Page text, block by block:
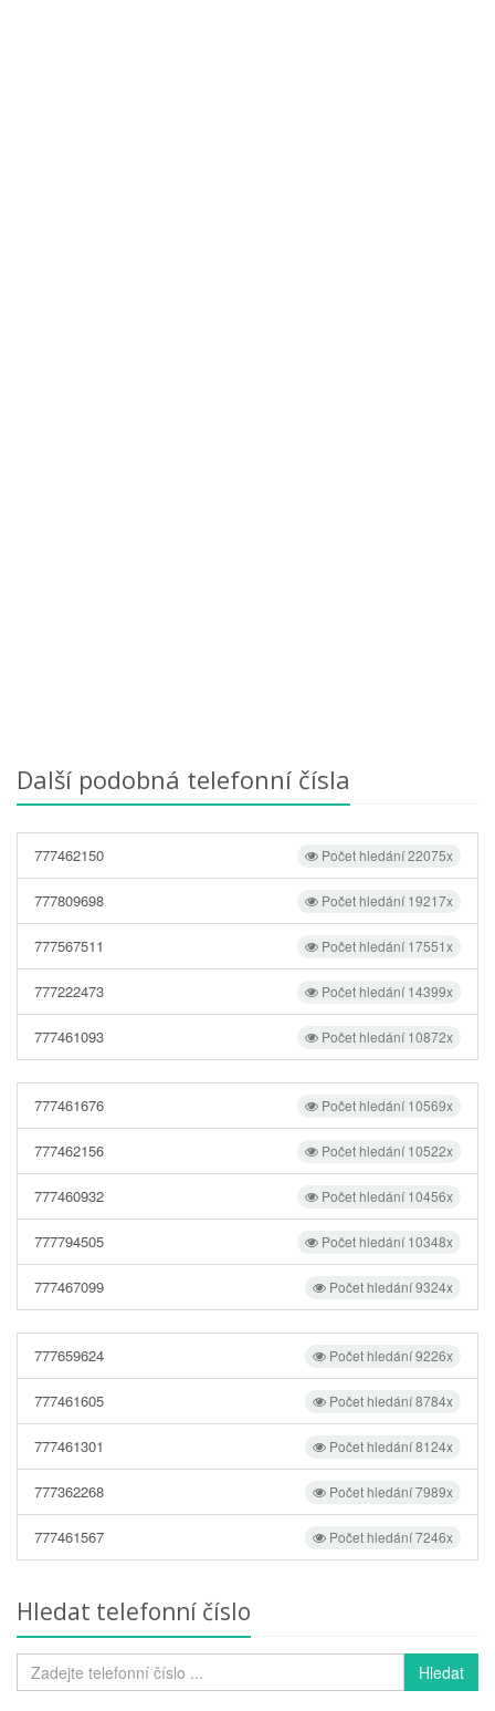
Další podobná telefonní čísla
Počet hledání 22075x
777462150
Počet hledání 19217x
777809698
Počet hledání 17551x
777567511
Počet hledání 14399x
777222473
Počet hledání 10872x
777461093
Počet hledání 10569x
777461676
Počet hledání 10522x
777462156
Počet hledání 10456x
777460932
Počet hledání 10348x
777794505
Počet hledání 9324x
777467099
Počet hledání 9226x
777659624
Počet hledání 8784x
777461605
Počet hledání 8124x
777461301
Počet hledání 7989x
777362268
Počet hledání 7246x
777461567
Hledat telefonní číslo
Hledat